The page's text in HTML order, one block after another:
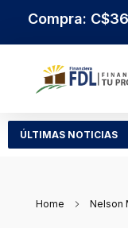
Compra:
ÚLTIMAS NOTICIAS
Home Nelson